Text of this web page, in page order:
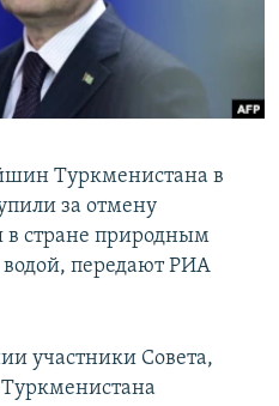
Туркменистана в
за отмену
в стране природным
водой, передают РИА
участники Совета,